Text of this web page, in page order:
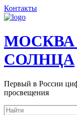
Контакты
МОСКВА
СОЛНЦА
Первый в России
просвещения